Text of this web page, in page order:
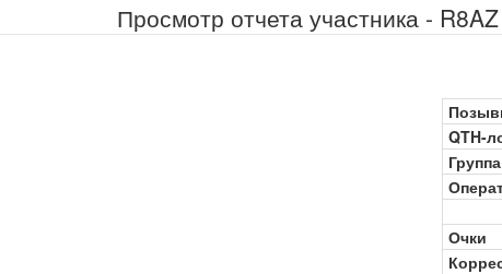
Просмотр отчета участника -
QTH-
Группа
Очки